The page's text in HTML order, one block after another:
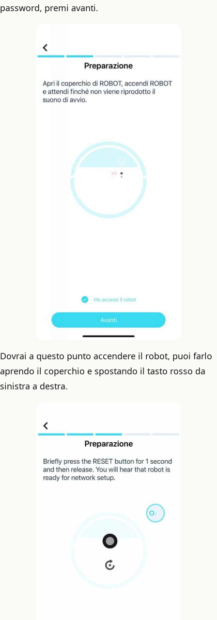
password, premi avanti.
Dovrai a questo punto accendere il robot, puoi farlo
aprendo il coperchio e spostando il tasto rosso da
sinistra a destra.